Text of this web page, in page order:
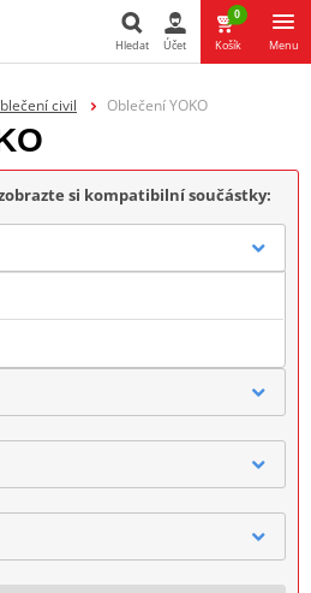
Hledat Účet
0
Košík Menu
civil Oblečení YOKO
si kompatibilní součástky: